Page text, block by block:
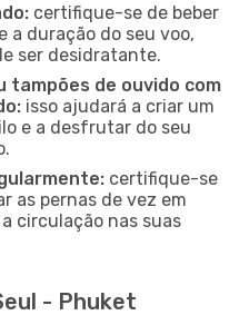
certifique-se de beber
duração do seu voo,
ser desidratante.
tampões de ouvido com
isso ajudará a criar um
e a desfrutar do seu
certifique-se
as pernas de vez em
circulação nas suas
- Phuket